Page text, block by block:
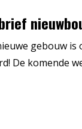
gebouw is
De komende